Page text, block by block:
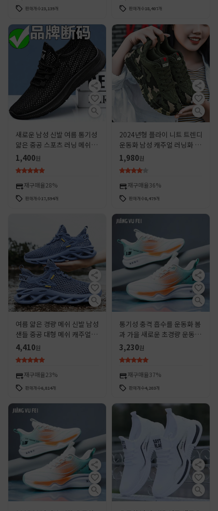
판매개수23,139개 판매개수18,407개
새로운 남성 신발 여름 통기성
얇은 중공 스포츠 러닝 메쉬 신
발 남성 메쉬 경량 블랙 메쉬
유행 신발
1,400원
재구매율28%
판매개수17,594개
2024년형 플라이 니트 트렌디
운동화 남성 캐주얼 러닝화 봄
가을용 통기성 내마모성 커플
화 도매 트렌드 브랜드
1,980원
재구매율36%
판매개수8,479개
여름 얇은 경량 메쉬 신발 남성
샌들 중공 대형 메쉬 캐주얼 러
닝 운동화 메쉬 통기성 남성 신
발
4,410원
재구매율23%
판매개수6,814개
통기성 충격 흡수를 운동화 봄
과 가을 새로운 초경량 운동화
세대 부드러운 바닥 학생 가벼
운 달리기 남성 신발
3,230원
재구매율37%
판매개수4,203개